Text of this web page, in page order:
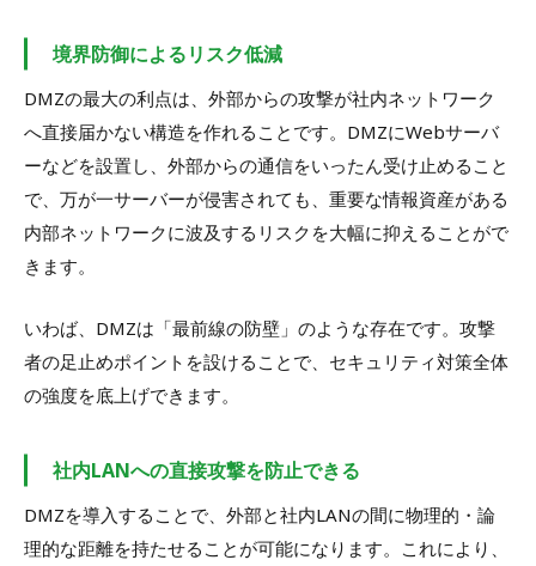
境界防御によるリスク低減
DMZの最大の利点は、外部からの攻撃が社内ネットワーク
へ直接届かない構造を作れることです。DMZにWebサーバ
ーなどを設置し、外部からの通信をいったん受け止めること
で、万が一サーバーが侵害されても、重要な情報資産がある
内部ネットワークに波及するリスクを大幅に抑えることがで
きます。
いわば、DMZは「最前線の防壁」のような存在です。攻撃
者の足止めポイントを設けることで、セキュリティ対策全体
の強度を底上げできます。
社内LANへの直接攻撃を防止できる
DMZを導入することで、外部と社内LANの間に物理的・論
理的な距離を持たせることが可能になります。これにより、